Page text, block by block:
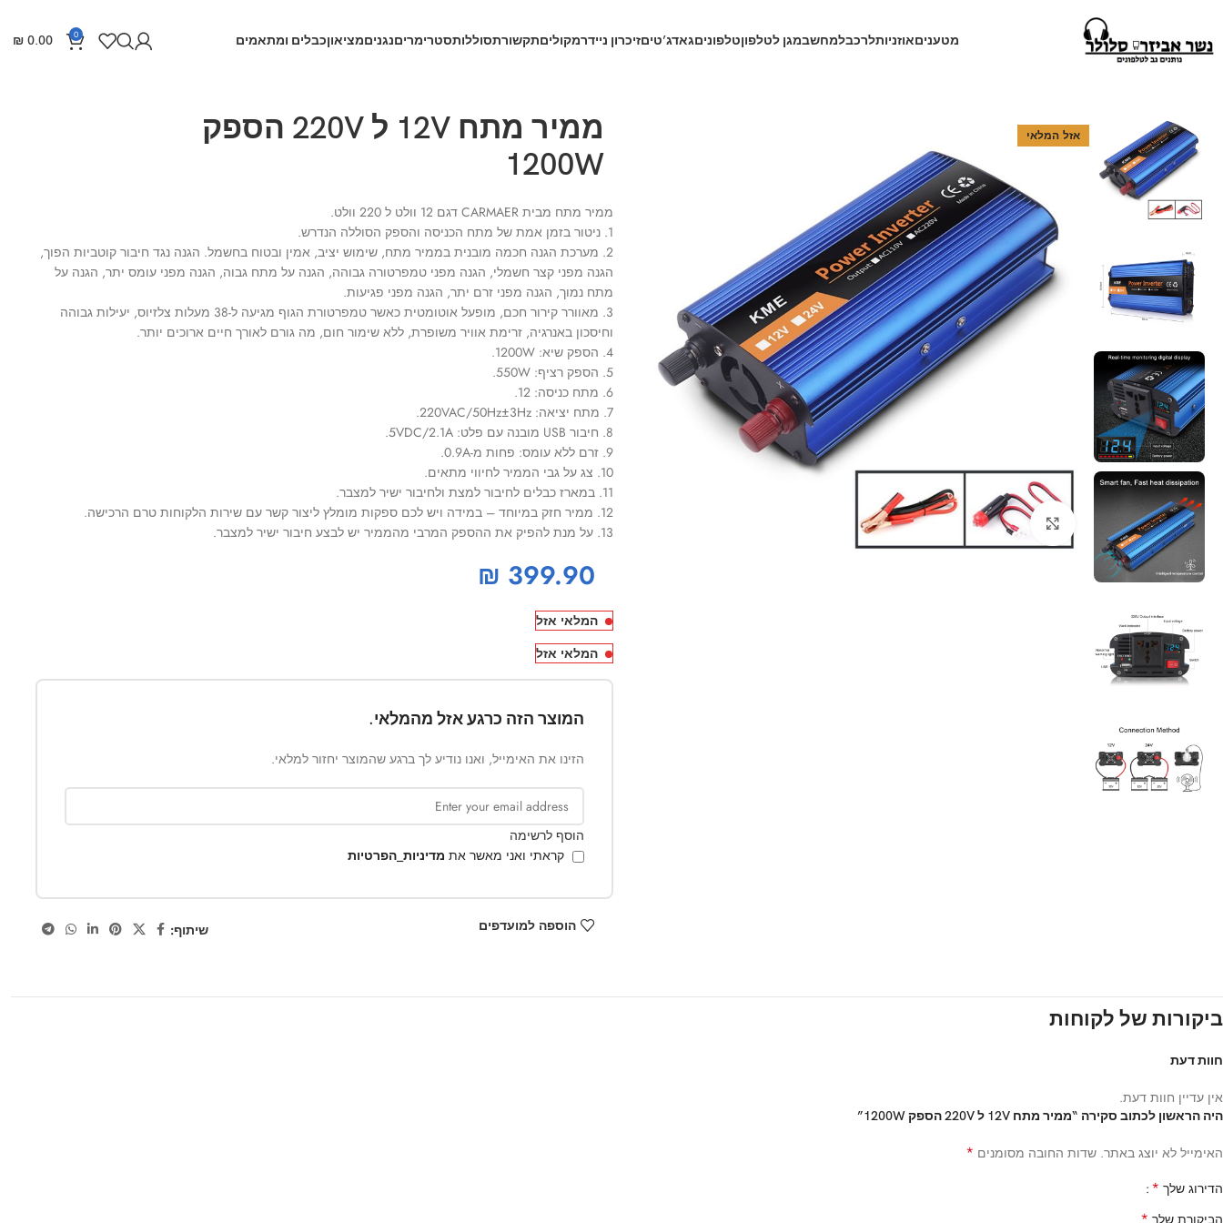
מטעניםאוזניותלרכבלמחשבמגן לטלפוןטלפוניםגאדג’טיםזיכרון ניידרמקוליםתקשורתסוללותסטרימריםנגניםמציאוןכבלים ומתאמים 0
₪ 0.00
אזל המלאי
Click to enlarge
ממיר מתח 12V ל 220V הספק
1200W
ממיר מתח מבית CARMAER דגם 12 וולט ל 220 וולט.
1. ניטור בזמן אמת של מתח הכניסה והספק הסוללה הנדרש.
2. מערכת הגנה חכמה מובנית בממיר מתח, שימוש יציב, אמין ובטוח בחשמל. הגנה נגד חיבור קוטביות הפוך,
הגנה מפני קצר חשמלי, הגנה מפני טמפרטורה גבוהה, הגנה על מתח גבוה, הגנה מפני עומס יתר, הגנה על
מתח נמוך, הגנה מפני זרם יתר, הגנה מפני פגיעות.
3. מאוורר קירור חכם, מופעל אוטומטית כאשר טמפרטורת הגוף מגיעה ל-38 מעלות צלזיוס, יעילות גבוהה
וחיסכון באנרגיה, זרימת אוויר משופרת, ללא שימור חום, מה גורם לאורך חיים ארוכים יותר.
4. הספק שיא: 1200W.
5. הספק רציף: 550W.
6. מתח כניסה: 12.
7. מתח יציאה: 220VAC/50Hz±3Hz.
8. חיבור USB מובנה עם פלט: 5VDC/2.1A.
9. זרם ללא עומס: פחות מ-0.9A.
10. צג על גבי הממיר לחיווי מתאים.
11. במארז כבלים לחיבור למצת ולחיבור ישיר למצבר.
12. ממיר חזק במיוחד – במידה ויש לכם ספקות מומלץ ליצור קשר עם שירות הלקוחות טרם הרכישה.
13. על מנת להפיק את ההספק המרבי מהממיר יש לבצע חיבור ישיר למצבר.
₪ 399.90
המלאי אזל
המלאי אזל
המוצר הזה כרגע אזל מהמלאי.
הזינו את האימייל, ואנו נודיע לך ברגע שהמוצר יחזור למלאי.
הוסף לרשימה
קראתי ואני מאשר את מדיניות_הפרטיות
הוספה למועדפים שיתוף:
ביקורות של לקוחות
חוות דעת
אין עדיין חוות דעת.
היה הראשון לכתוב סקירה “ממיר מתח 12V ל 220V הספק 1200W”
האימייל לא יוצג באתר. שדות החובה מסומנים *
הדירוג שלך *
הביקורת שלך